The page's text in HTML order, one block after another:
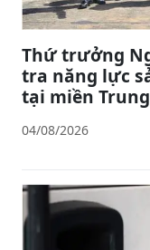
Thứ trưởng
tra năng lực
tại miền Trung
04/08/2026